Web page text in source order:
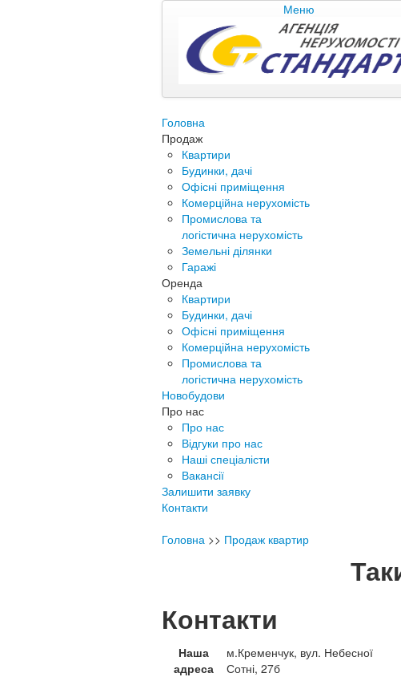
Меню
Головна
Продаж
Квартири
Будинки, дачі
Офісні приміщення
Комерційна нерухомість
Промислова та
логістична нерухомість
Земельні ділянки
Гаражі
Оренда
Квартири
Будинки, дачі
Офісні приміщення
Комерційна нерухомість
Промислова та
логістична нерухомість
Новобудови
Про нас
Про нас
Відгуки про нас
Наші спеціалісти
Вакансії
Залишити заявку
Контакти
Головна >> Продаж квартир
Контакти
Наша
адреса
м.Кременчук, вул. Небесної
Сотні, 27б